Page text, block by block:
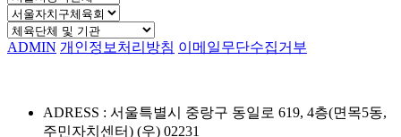
ADMIN 개인정보처리방침 이메일무단수집거부
ADRESS : 서울특별시 중랑구 동일로 619, 4층(면목5동,
주민자치센터) (우) 02231